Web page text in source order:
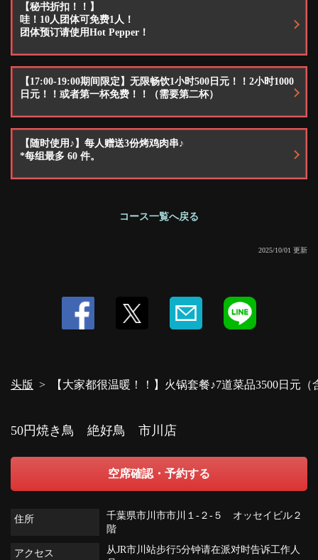
【秘书折扣！！】
哇！10人团体可免费1人！
团体预订请使用Hot Pepper！
【17:00-19:00期间限定】无限畅饮1小时500日元！！2小时1000
日元！！或者第一杯免费！！（需要第二杯）
【随时使用♪】每人赠送3份烤鸡肉串♪
*每组最多 60 件。
コース一覧へ戻る
2025/10/01 更新
头版 【大家都很温暖！！】火锅套餐♪7道菜品3500日元（
50円焼き鳥 絶好鳥 市川店
空席確認・予約する
住所
千葉県市川市市川１-２-５ オッセイビル２
階
アクセス
从JR市川站步行5分钟请在派对时告诉工作人